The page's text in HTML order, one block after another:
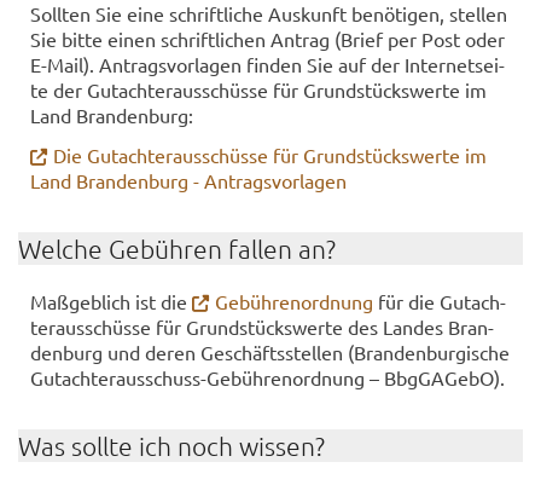
Soll­ten Sie eine schrift­li­che Aus­kunft be­nö­ti­gen, stel­len
Sie bitte einen schrift­li­chen An­trag (Brief per Post oder
E-​Mail). An­trags­vor­la­gen fin­den Sie auf der In­ter­net­sei­
te der Gut­ach­ter­aus­schüs­se für Grund­stücks­wer­te im
Land Bran­den­burg:
Die Gut­ach­ter­aus­schüs­se für Grund­stücks­wer­te im
Land Bran­den­burg - An­trags­vor­la­gen
Wel­che Ge­büh­ren fal­len an?
Maß­geb­lich ist die Ge­büh­ren­ord­nung für die Gut­ach­
ter­aus­schüs­se für Grund­stücks­wer­te des Lan­des Bran­
den­burg und deren Ge­schäfts­stel­len (Bran­den­bur­gi­sche
Gutachterausschuss-​Gebührenordnung – Bb­gGA­Ge­bO).
Was soll­te ich noch wis­sen?